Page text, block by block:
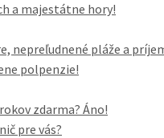
a majestátne hory!
nepreľudnené pláže a
polpenzie!
zdarma? Áno!
pre vás?